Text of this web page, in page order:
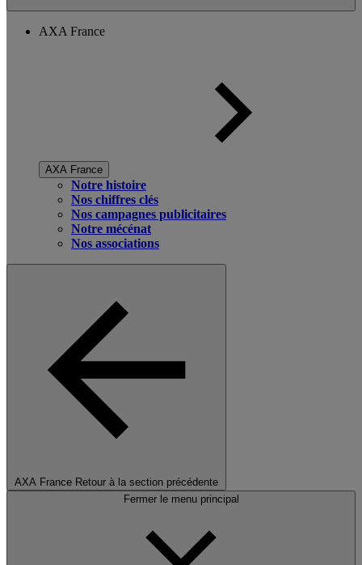
AXA France
AXA France
Notre histoire
Nos chiffres clés
Nos campagnes publicitaires
Notre mécénat
Nos associations
AXA France Retour à la section précédente
Fermer le menu principal